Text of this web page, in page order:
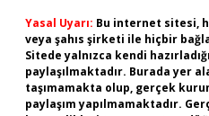
Yasal Uyarı: Bu internet sitesi,
veya şahıs şirketi ile hiçbir
Sitede yalnızca kendi
paylaşılmaktadır. Burada yer
taşımamakta olup, gerçek
paylaşım yapılmamaktadır.